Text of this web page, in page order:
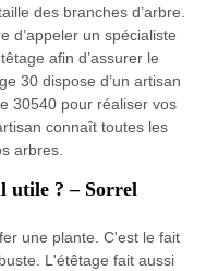
des branches d’arbre.
d’appeler un spécialiste
afin d’assurer le
30 dispose d’un artisan
30540 pour réaliser vos
connaît toutes les
arbres.
utile ? – Sorrel
une plante. C'est le fait
L'étêtage fait aussi